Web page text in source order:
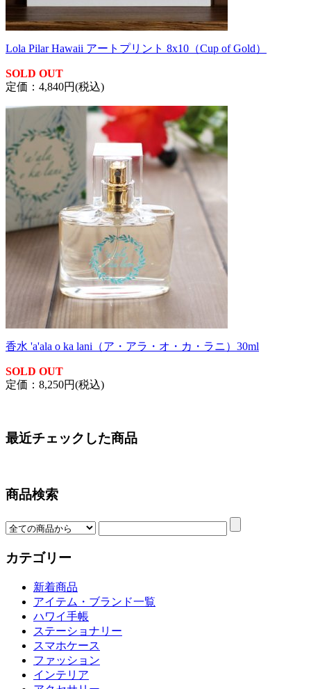
Lola Pilar Hawaii アートプリント 8x10（Cup of Gold）
SOLD OUT
定価：4,840円(税込)
香水 'a'ala o ka lani（ア・アラ・オ・カ・ラニ）30ml
SOLD OUT
定価：8,250円(税込)
最近チェックした商品
商品検索
カテゴリー
新着商品
アイテム・ブランド一覧
ハワイ手帳
ステーショナリー
スマホケース
ファッション
インテリア